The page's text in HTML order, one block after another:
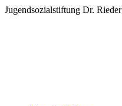
Zum
Jugendsozialstiftung Dr. Rieder